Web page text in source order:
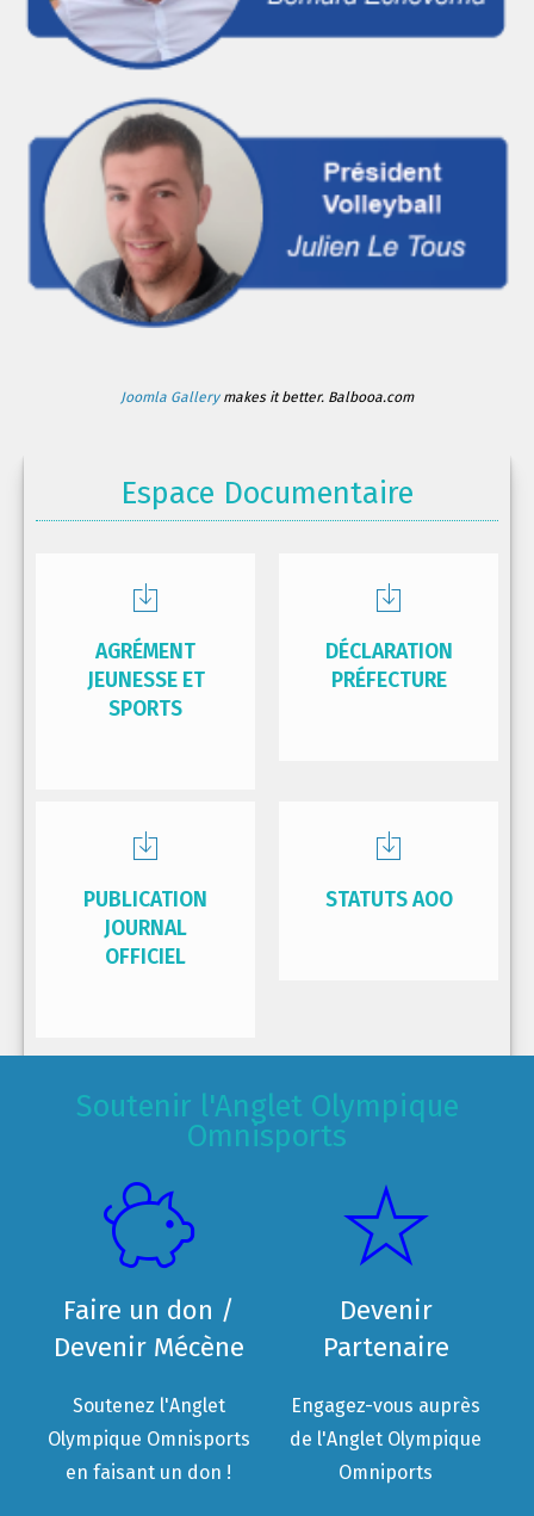
Joomla Gallerymakes it better. Balbooa.com
Espace Documentaire
AGRÉMENT
JEUNESSE ET
SPORTS
DÉCLARATION
PRÉFECTURE
PUBLICATION
JOURNAL
OFFICIEL
STATUTS AOO
Soutenir l'Anglet Olympique
Omnisports
Faire un don /
Devenir Mécène
Soutenez l'Anglet
Olympique Omnisports
en faisant un don !
Devenir
Partenaire
Engagez-vous auprès
de l'Anglet Olympique
Omniports